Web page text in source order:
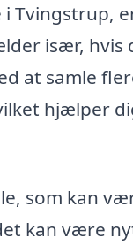
Tvingstrup,
især, hvis
at samle
hjælper
som kan
kan være